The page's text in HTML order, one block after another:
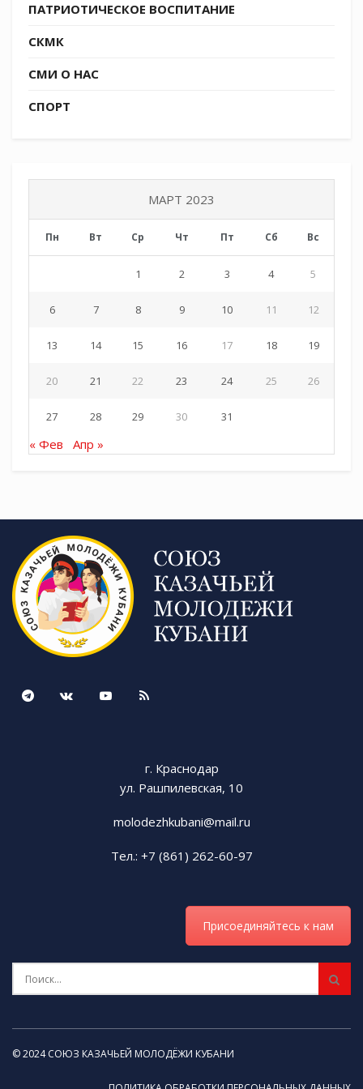
ПАТРИОТИЧЕСКОЕ ВОСПИТАНИЕ
СКМК
СМИ О НАС
СПОРТ
МАРТ 2023
Пн Вт Ср Чт Пт Сб Вс
1 2 3 4 5
6 7 8 9 10 11 12
13 14 15 16 17 18 19
20 21 22 23 24 25 26
27 28 29 30 31
« Фев Апр »
г. Краснодар
ул. Рашпилевская, 10
molodezhkubani@mail.ru
Тел.: +7 (861) 262-60-97
Присоединяйтесь к нам
© 2024 СОЮЗ КАЗАЧЬЕЙ МОЛОДЁЖИ КУБАНИ